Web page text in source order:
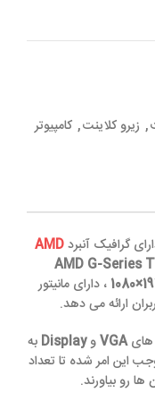
, زیرو کلاینت, کامپیوتر
گرافیک آنبردAMD
AMD G-Series
، دارای مانیتور
ارائه می دهد.
هایVGAوDisplay به
این امر شده تا تعداد
رو بیاورند.